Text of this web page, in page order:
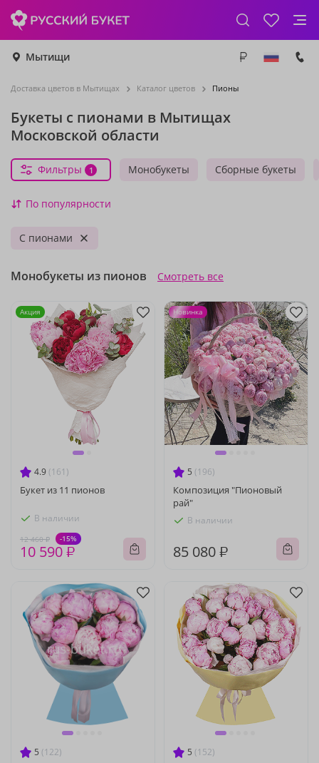
Мытищи
Доставка цветов в Мытищах Каталог цветов Пионы
Букеты с пионами в Мытищах
Московской области
Монобукеты Сборные букеты
Фильтры 1
По популярности
С пионами
Монобукеты из пионов Смотреть все
4.9 (161)
Букет из 11 пионов
В наличии
12 460 ₽ -15%
10 590 ₽
Акция
5 (196)
Композиция "Пионовый
рай"
В наличии
85 080 ₽
Новинка
5 (122) 5 (152)